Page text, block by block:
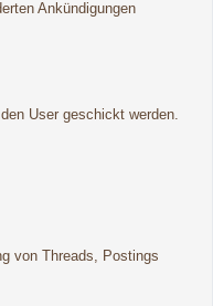
Ankündigungen
User geschickt werden.
von Threads, Postings